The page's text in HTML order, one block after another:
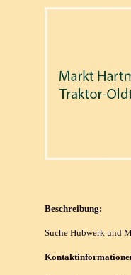
Beschreibung:
Suche Hubwerk und